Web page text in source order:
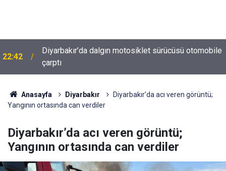
Diyarbakır’da dalgın motosiklet sürücüsü otomobile
çarptı
22:37
Diyarbakır trafiğinde şaşırtan görüntü: Dönüp dönüp
baktılar
Anasayfa Diyarbakır
Diyarbakır’da acı veren görüntü;
Yangının ortasında can verdiler
Diyarbakır’da acı veren görüntü;
Yangının ortasında can verdiler